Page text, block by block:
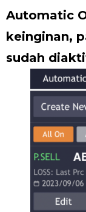
Automatic
keinginan,
sudah